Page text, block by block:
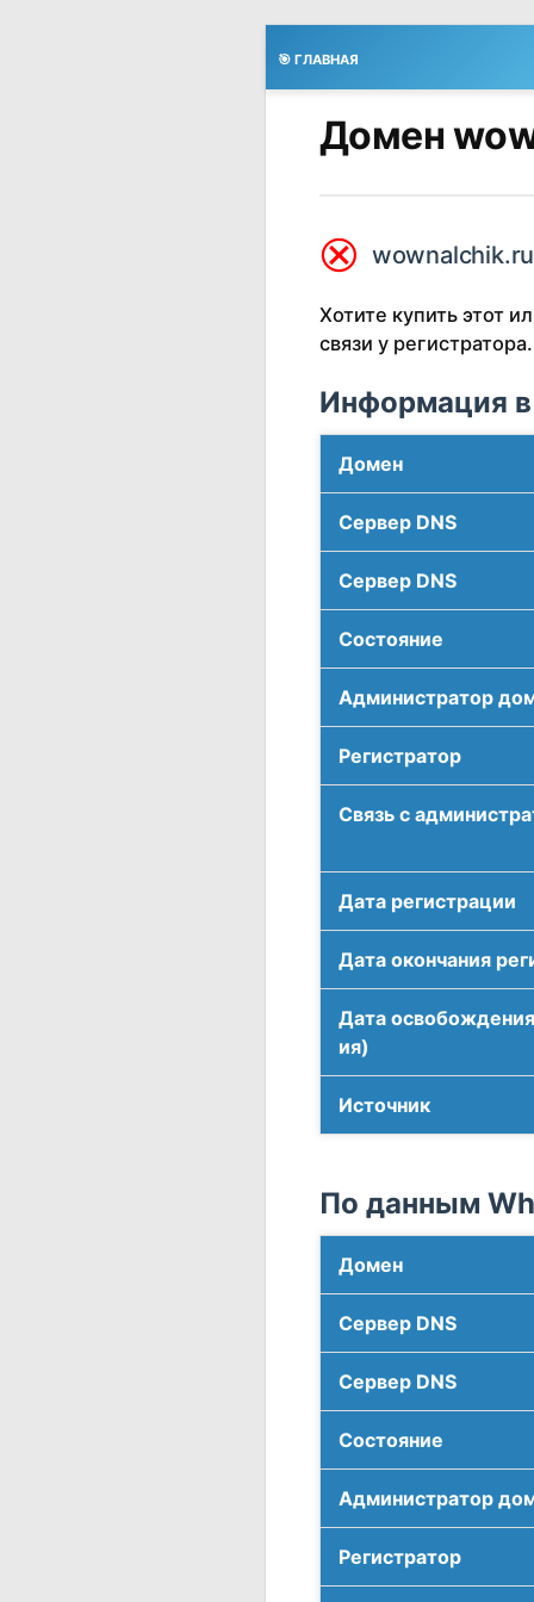
🎯 ГЛАВНАЯ
Домен
⮿ wownalchik.ru
Хотите купить этот
связи у регистратора.
Информация в
Домен
Сервер DNS
Сервер DNS
Соcтояние
Администратор
Регистратор
Связь с
Дата регистрации
Дата окончания
Дата
ия)
Источник
По данным
Домен
Сервер DNS
Сервер DNS
Соcтояние
Администратор
Регистратор